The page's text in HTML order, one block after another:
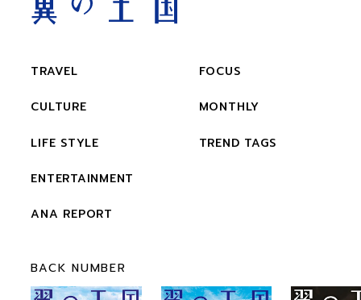
TRAVEL
CULTURE
LIFE STYLE
ENTERTAINMENT
ANA REPORT
FOCUS
MONTHLY
TREND TAGS
BACK NUMBER